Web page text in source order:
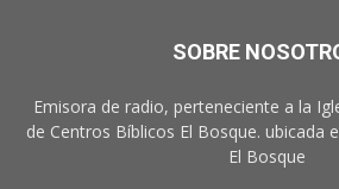
SOBRE
Emisora de radio, perteneciente a la
de Centros Bíblicos El Bosque. ubicada
El Bosque